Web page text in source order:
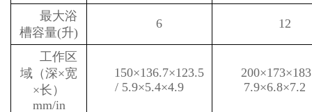
最大浴
槽容量(升)
6 12
工作区
域（深×宽
×长）
mm/in
150×136.7×123.5
/ 5.9×5.4×4.9
7.9×6.8×7.2